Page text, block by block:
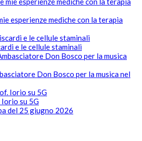
esperienze mediche con la terapia
e le cellule staminali
Don Bosco per la musica nel
Iorio su 5G
del 25 giugno 2026